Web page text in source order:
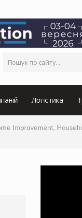
Логістика
Improvement,